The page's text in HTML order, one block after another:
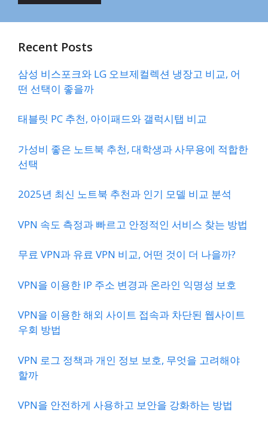
Recent Posts
삼성 비스포크와 LG 오브제컬렉션 냉장고 비교, 어
떤 선택이 좋을까
태블릿 PC 추천, 아이패드와 갤럭시탭 비교
가성비 좋은 노트북 추천, 대학생과 사무용에 적합한
선택
2025년 최신 노트북 추천과 인기 모델 비교 분석
VPN 속도 측정과 빠르고 안정적인 서비스 찾는 방법
무료 VPN과 유료 VPN 비교, 어떤 것이 더 나을까?
VPN을 이용한 IP 주소 변경과 온라인 익명성 보호
VPN을 이용한 해외 사이트 접속과 차단된 웹사이트
우회 방법
VPN 로그 정책과 개인 정보 보호, 무엇을 고려해야
할까
VPN을 안전하게 사용하고 보안을 강화하는 방법